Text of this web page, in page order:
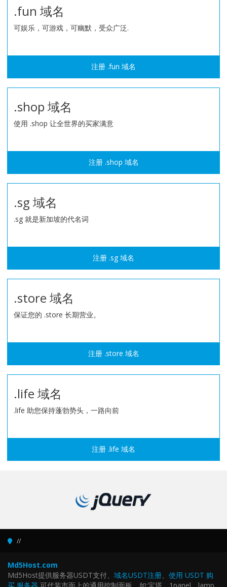
.fun 域名
可娱乐，可游戏，可幽默，受众广泛.
注册 .fun 域名
.shop 域名
使用 .shop 让全世界的买家满意
注册 .shop 域名
.sg 域名
.sg 就是新加坡的代名词
注册 .sg 域名
.store 域名
保证您的 .store 长期营业。
注册 .store 域名
.life 域名
.life 助您保持蓬勃势头，一路向前
注册 .life 域名
Md5Host.com
Md5Host提供服务器USDT支付、 域名USDT注册、 使用 USDT 购